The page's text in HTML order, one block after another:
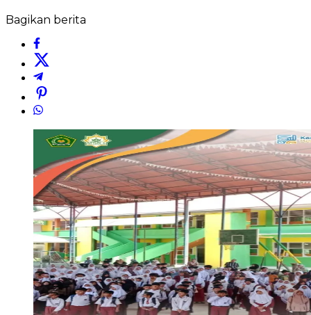
Bagikan berita